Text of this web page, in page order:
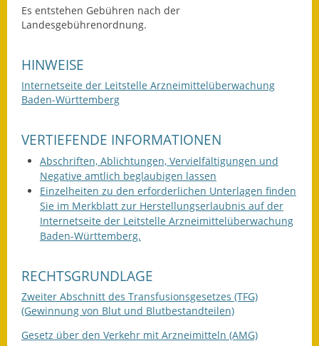
Leben
Baugebiete & Bauplätze
Bebauungspläne
Bodenrichtwerte
Flächennutzungsplan
Landessanierungsprogramm
Mietspiegel
Es entstehen Gebühren nach der
Landesgebührenordnung.
HINWEISE
Internetseite der Leitstelle Arzneimittelüberwachung
Baden-Württemberg
VERTIEFENDE INFORMATIONEN
Abschriften, Ablichtungen, Vervielfältigungen und
Negative amtlich beglaubigen lassen
Einzelheiten zu den erforderlichen Unterlagen finden
Sie im Merkblatt zur Herstellungserlaubnis auf der
Internetseite der Leitstelle Arzneimittelüberwachung
Baden-Württemberg.
RECHTSGRUNDLAGE
Zweiter Abschnitt des Transfusionsgesetzes (TFG)
(Gewinnung von Blut und Blutbestandteilen)
Gesetz über den Verkehr mit Arzneimitteln (AMG)